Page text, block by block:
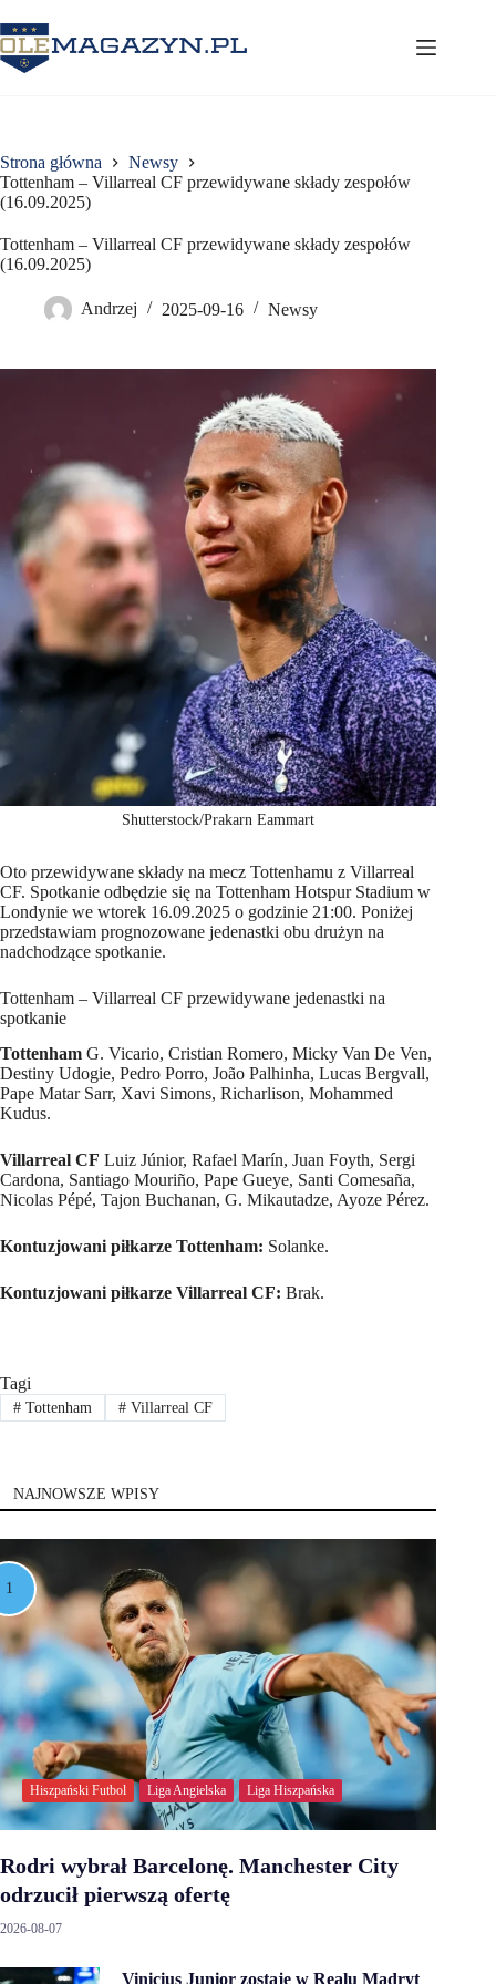
do
treści
Strona główna
Newsy
Tottenham – Villarreal CF przewidywane składy zespołów
(16.09.2025)
Tottenham – Villarreal CF przewidywane składy zespołów
(16.09.2025)
Andrzej 2025-09-16 Newsy
Shutterstock/Prakarn Eammart
Oto przewidywane składy na mecz Tottenhamu z Villarreal
CF. Spotkanie odbędzie się na Tottenham Hotspur Stadium w
Londynie we wtorek 16.09.2025 o godzinie 21:00. Poniżej
przedstawiam prognozowane jedenastki obu drużyn na
nadchodzące spotkanie.
Tottenham – Villarreal CF przewidywane jedenastki na
spotkanie
Tottenham G. Vicario, Cristian Romero, Micky Van De Ven,
Destiny Udogie, Pedro Porro, João Palhinha, Lucas Bergvall,
Pape Matar Sarr, Xavi Simons, Richarlison, Mohammed
Kudus.
Villarreal CF Luiz Júnior, Rafael Marín, Juan Foyth, Sergi
Cardona, Santiago Mouriño, Pape Gueye, Santi Comesaña,
Nicolas Pépé, Tajon Buchanan, G. Mikautadze, Ayoze Pérez.
Kontuzjowani piłkarze Tottenham: Solanke.
Kontuzjowani piłkarze Villarreal CF: Brak.
Tagi
#Tottenham #Villarreal CF
NAJNOWSZE WPISY
Hiszpański Futbol Liga Angielska Liga Hiszpańska
Rodri wybrał Barcelonę. Manchester City
odrzucił pierwszą ofertę
2026-08-07
Vinicius Junior zostaje w Realu Madryt